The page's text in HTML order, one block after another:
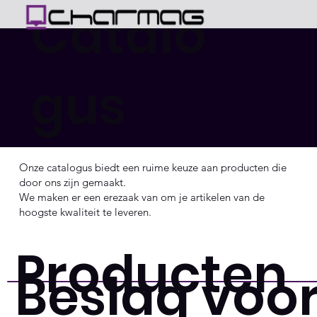
Catalo
Onze catalogus biedt een ruime keuze aan producten die
door ons zijn gemaakt.
We maken er een erezaak van om je artikelen van de
hoogste kwaliteit te leveren.
Producten
Beslag